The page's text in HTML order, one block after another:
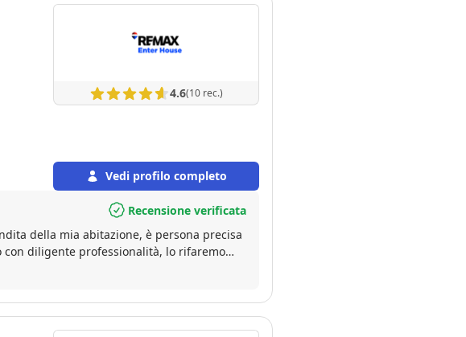
4.6(10 rec.)
Vedi profilo completo
Recensione verificata